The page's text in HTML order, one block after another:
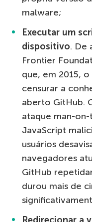
malware;
Executar um
dispositivo. De
Frontier
que, em 2015,
censurar a
aberto GitHub.
ataque man-
JavaScript
usuários
navegadores
GitHub
durou mais de
Redirecionar a